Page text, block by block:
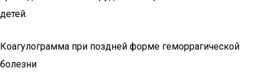
детей.
Коагулограмма при поздней форме геморрагической
болезни